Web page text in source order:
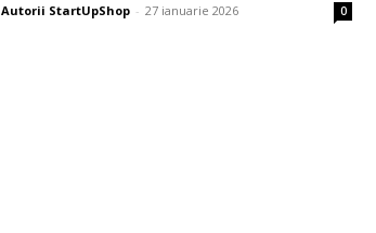
Autorii StartUpShop - 27 ianuarie 2026 0